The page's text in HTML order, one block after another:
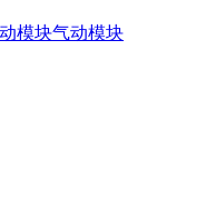
气动模块